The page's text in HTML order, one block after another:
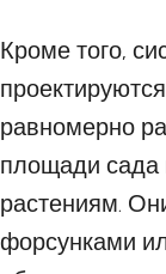
Кроме того,
равномерно
площади сада
растениям.
форсунками